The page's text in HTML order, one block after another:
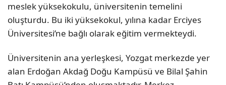
meslek yüksekokulu, üniversitenin temelini
oluşturdu. Bu iki yüksekokul, yılına kadar Erciyes
Üniversitesi’ne bağlı olarak eğitim vermekteydi.
Üniversitenin ana yerleşkesi, Yozgat merkezde yer
alan Erdoğan Akdağ Doğu Kampüsü ve Bilal Şahin